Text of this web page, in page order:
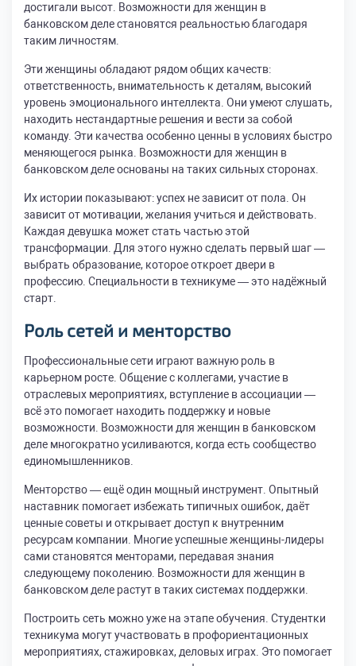
достигали высот. Возможности для женщин в
банковском деле становятся реальностью благодаря
таким личностям.
Эти женщины обладают рядом общих качеств:
ответственность, внимательность к деталям, высокий
уровень эмоционального интеллекта. Они умеют слушать,
находить нестандартные решения и вести за собой
команду. Эти качества особенно ценны в условиях быстро
меняющегося рынка. Возможности для женщин в
банковском деле основаны на таких сильных сторонах.
Их истории показывают: успех не зависит от пола. Он
зависит от мотивации, желания учиться и действовать.
Каждая девушка может стать частью этой
трансформации. Для этого нужно сделать первый шаг —
выбрать образование, которое откроет двери в
профессию. Специальности в техникуме — это надёжный
старт.
Роль сетей и менторство
Профессиональные сети играют важную роль в
карьерном росте. Общение с коллегами, участие в
отраслевых мероприятиях, вступление в ассоциации —
всё это помогает находить поддержку и новые
возможности. Возможности для женщин в банковском
деле многократно усиливаются, когда есть сообщество
единомышленников.
Менторство — ещё один мощный инструмент. Опытный
наставник помогает избежать типичных ошибок, даёт
ценные советы и открывает доступ к внутренним
ресурсам компании. Многие успешные женщины-лидеры
сами становятся менторами, передавая знания
следующему поколению. Возможности для женщин в
банковском деле растут в таких системах поддержки.
Построить сеть можно уже на этапе обучения. Студентки
техникума могут участвовать в профориентационных
мероприятиях, стажировках, деловых играх. Это помогает